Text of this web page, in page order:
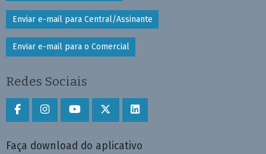
Enviar e-mail para Central/Assinante
Enviar e-mail para o Comercial
Redes Sociais
Faça download do aplicativo